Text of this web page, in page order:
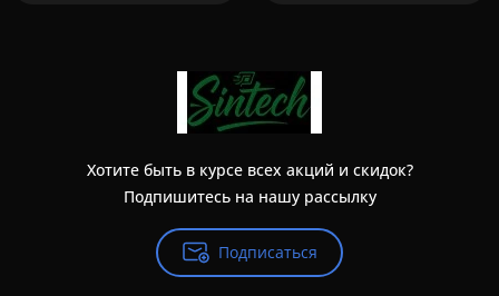
Хотите быть в курсе всех акций и скидок?
Подпишитесь на нашу рассылку
Подписаться